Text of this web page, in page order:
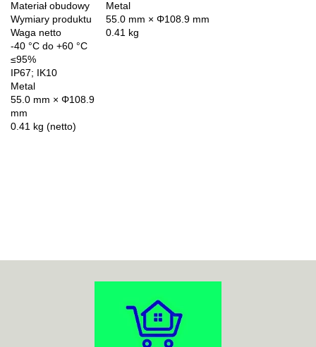
Materiał obudowy
Metal
Wymiary produktu
55.0 mm × Φ108.9 mm
Waga netto
0.41 kg
-40 °C do +60 °C
≤95%
IP67; IK10
Metal
55.0 mm × Φ108.9
mm
0.41 kg (netto)
ACO